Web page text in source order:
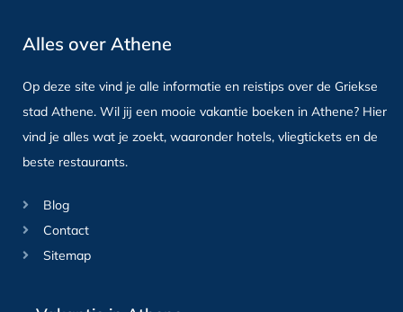
Alles over Athene
Op deze site vind je alle informatie en reistips over de Griekse
stad Athene. Wil jij een mooie vakantie boeken in Athene? Hier
vind je alles wat je zoekt, waaronder hotels, vliegtickets en de
beste restaurants.
Blog
Contact
Sitemap